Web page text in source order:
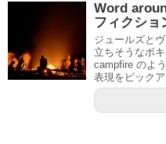
Word
フィクショ
ジュールズと
立ちそうなボ
campfire のよ
表現をピック